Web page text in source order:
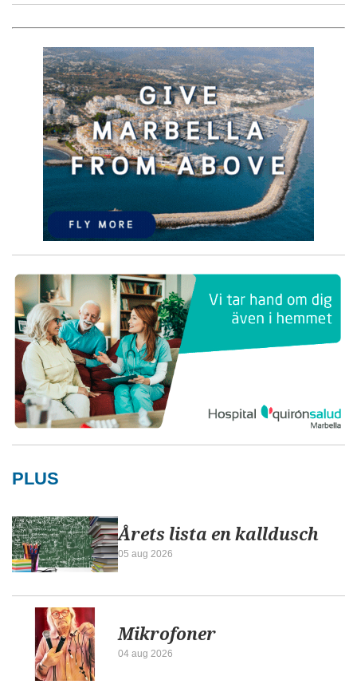
PLUS
Årets lista en kalldusch
05 aug 2026
Mikrofoner
04 aug 2026